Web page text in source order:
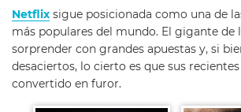
Netflix sigue posicionada como una de
más populares del mundo. El gigante de
sorprender con grandes apuestas y, si
desaciertos, lo cierto es que sus recientes
convertido en furor.